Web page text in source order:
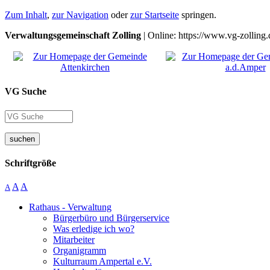
Zum Inhalt, zur Navigation oderzur Startseite springen.
Verwaltungsgemeinschaft Zolling | Online: https://www.vg-
VG Suche
suchen
Schriftgröße
A A A
Rathaus - Verwaltung
Bürgerbüro und Bürgerservice
Was erledige ich wo?
Mitarbeiter
Organigramm
Kulturraum Ampertal e.V.